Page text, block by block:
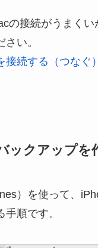
の接続がうまくい
い。
接続する（つなぐ
ックアップを
）を使って、
手順です。